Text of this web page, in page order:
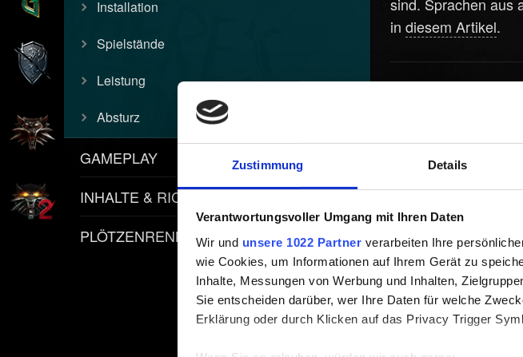
Zustimmung Details
Verantwortungsvoller Umgang mit Ihren Daten
Wir und unsere 1022 Partner verarbeiten Ihre
wie Cookies, um Informationen auf Ihrem Gerät zu
Inhalte, Messungen von Werbung und Inhalten,
Sie entscheiden darüber, wer Ihre Daten für welche
Erklärung oder durch Klicken auf das Privacy Trigger
Installation
Spielstände
Leistung
Absturz
GAMEPLAY
INHALTE & RICHTLINIEN
PLÖTZENRENNEN
indiesem Artikel.